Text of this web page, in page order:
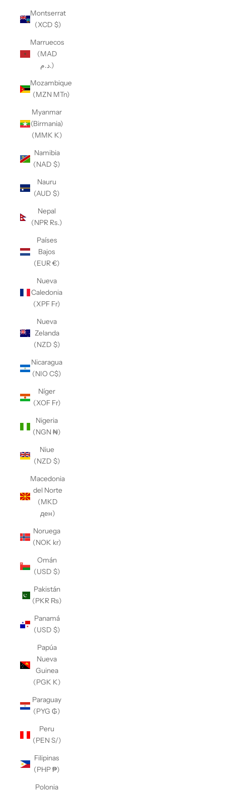
Montserrat
(XCD $)
Marruecos
(MAD
د.م.)
Mozambique
(MZN MTn)
Myanmar
(Birmania)
(MMK K)
Namibia
(NAD $)
Nauru
(AUD $)
Nepal
(NPR Rs.)
Países
Bajos
(EUR €)
Nueva
Caledonia
(XPF Fr)
Nueva
Zelanda
(NZD $)
Nicaragua
(NIO C$)
Níger
(XOF Fr)
Nigeria
(NGN ₦)
Niue
(NZD $)
Macedonia
del Norte
(MKD
ден)
Noruega
(NOK kr)
Omán
(USD $)
Pakistán
(PKR ₨)
Panamá
(USD $)
Papúa
Nueva
Guinea
(PGK K)
Paraguay
(PYG ₲)
Peru
(PEN S/)
Filipinas
(PHP ₱)
Polonia